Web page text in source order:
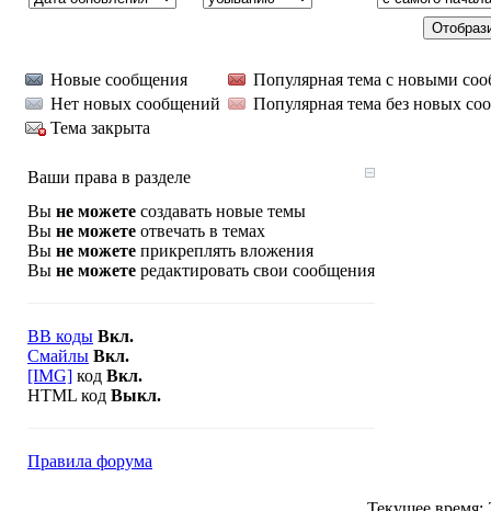
Новые сообщения
Популярная тема с новыми
Нет новых сообщений
Популярная тема без новых
Тема закрыта
Ваши права в разделе
Вы не можете создавать новые темы
Вы не можете отвечать в темах
Вы не можете прикреплять вложения
Вы не можете редактировать свои сообщения
BB коды Вкл.
Смайлы Вкл.
[IMG] код Вкл.
HTML код Выкл.
Правила форума